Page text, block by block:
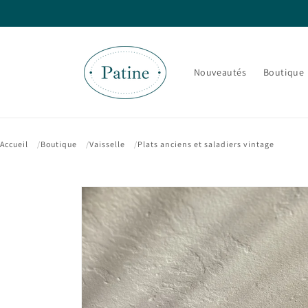
Nouveautés Boutique
Accueil Boutique Vaisselle Plats anciens et saladiers vintage
Passer aux
informations
produits